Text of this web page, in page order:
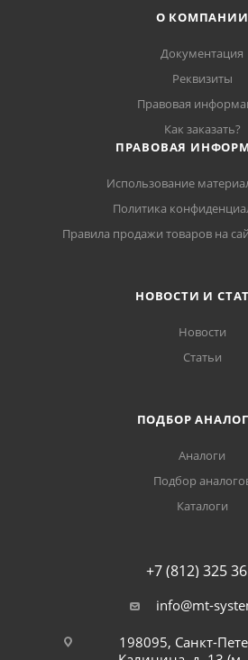
О КОМПАНИИ
Документация
Реквизиты
Правовая
Как заказать?
ПРАВОВАЯ
Использование
Политика
Правила продажи товаров на
НОВОСТИ И
Новости
Статьи
ПОДБОР
Аналоги
Подбор
Каталоги
+7 (812) 325
info@mt-
198095, Санкт-